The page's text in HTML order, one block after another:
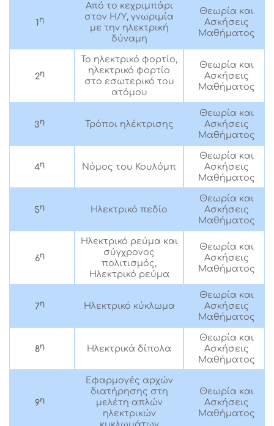
1 η
Από το κεχριμπάρι
στον Η/Υ, γνωριμία
με την ηλεκτρική
δύναμη
Θεωρία και
Ασκήσεις
Μαθήματος
2η
Το ηλεκτρικό φορτίο,
ηλεκτρικό φορτίο
στο εσωτερικό του
ατόμου
Θεωρία και
Ασκήσεις
Μαθήματος
3η Τρόποι ηλέκτρισης
Θεωρία και
Ασκήσεις
Μαθήματος
4η Νόμος του Κουλόμπ
Θεωρία και
Ασκήσεις
Μαθήματος
5η Ηλεκτρικό πεδίο
Θεωρία και
Ασκήσεις
Μαθήματος
6η
Ηλεκτρικό ρεύμα και
σύγχρονος
πολιτισμός,
Ηλεκτρικό ρεύμα
Θεωρία και
Ασκήσεις
Μαθήματος
7η Ηλεκτρικό κύκλωμα
Θεωρία και
Ασκήσεις
Μαθήματος
8η Ηλεκτρικά δίπολα
Θεωρία και
Ασκήσεις
Μαθήματος
9η
Εφαρμογές αρχών
διατήρησης στη
μελέτη απλών
ηλεκτρικών
Θεωρία και
Ασκήσεις
Μαθήματος